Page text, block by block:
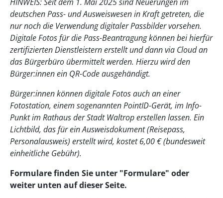
deutschen Pass- und Ausweiswesen in Kraft getreten, die
nur noch die Verwendung digitaler Passbilder vorsehen.
Digitale Fotos für die Pass-Beantragung können bei hierfür
zertifizierten Dienstleistern erstellt und dann via Cloud an
das Bürgerbüro übermittelt werden. Hierzu wird den
Bürger:innen ein QR-Code ausgehändigt.
Bürger:innen können digitale Fotos auch an einer
Fotostation, einem sogenannten PointID-Gerät, im Info-
Punkt im Rathaus der Stadt Waltrop erstellen lassen. Ein
Lichtbild, das für ein Ausweisdokument (Reisepass,
Personalausweis) erstellt wird, kostet 6,00 € (bundesweit
einheitliche Gebühr).
Formulare finden Sie unter "Formulare" oder
weiter unten auf dieser Seite.